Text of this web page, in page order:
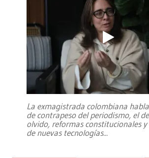
La exmagistrada colombiana
de contrapeso del periodismo, el
olvido, reformas constitucionales y
de nuevas tecnologías...